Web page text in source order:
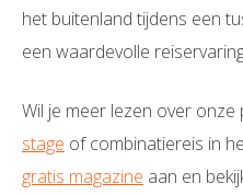
het buitenland tijdens een
een waardevolle
Wil je meer lezen over
stage of combinatiereis in
gratis magazine aan en